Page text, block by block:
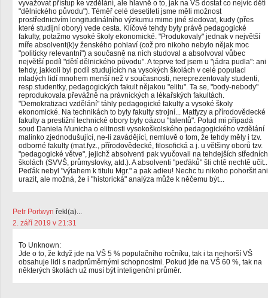
vyvažovat přístup ke vzdělání, ale hlavně o to, jak na VŠ dostat co nejvíc dětí
"dělnického původu"). Téměř celé desetiletí jsme měli možnost
prostřednictvím longitudinálního výzkumu mimo jiné sledovat, kudy (přes
které studijní obory) vede cesta. Klíčové tehdy byly právě pedagogické
fakulty, potažmo vysoké školy ekonomické. "Produkovaly" jednak v největší
míře absolvent(k)y ženského pohlaví (což pro nikoho nebylo nějak moc
"politicky relevantní") a současně na nich studoval a absolvoval vůbec
největší podíl "dětí dělnického původu". A teprve teď jsem u "jádra pudla": ani
tehdy, jakkoli byl podíl studujících na vysokých školách v celé populaci
mladých lidí mnohem menší než v současnosti, nereprezentovaly studenti,
resp.studentky, pedagogických fakult nějakou "elitu". Ta se, "body-nebody"
reprodukovala převážně na právnických a lékařských fakultách.
"Demokratizaci vzdělání" táhly pedagogické fakulty a vysoké školy
ekonomické. Na technikách to byly fakulty strojní... Matfyzy a přírodovědecké
fakulty a prestižní technické obory byly oázou "talentů". Potud mi připadá
soud Daniela Municha o elitnosti vysokoškolského pedagogického vzdělání
malinko zjednodušující, ne-li zavádějící, nemluvě o tom, že tehdy měly i tzv.
odborné fakulty (mat.fyz., přírodovědecké, filosofická a j. u většiny oborů tzv.
"pedagogické větve", jejichž absolventi pak vyučovali na tehdejších středních
školách (SVVŠ, průmyslovky, atd.). A absolventi "peďáků" šli chtě nechtě
Peďák nebyl "výtahem k titulu Mgr." a pak adieu! Nechc tu nikoho pohoršit ani
urazit, ale možná, že i "historická" analýza může k něčemu být...
Petr Portwyn řekl(a)...
2. září 2019 v 21:31
To Unknown:
Jde o to, že když jde na VŠ 5 % populačního ročníku, tak i ta nejhorší VŠ
obsahuje lidi s nadprůměrnými schopnostmi. Pokud jde na VŠ 60 %, tak na
některých školách už musí být inteligenční průměr.